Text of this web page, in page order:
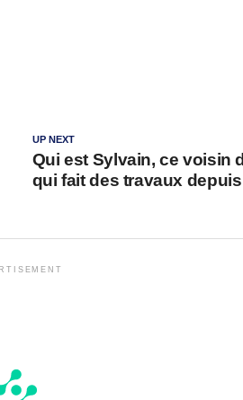
UP NEXT
Qui est Sylvain, ce voisin
qui fait des travaux